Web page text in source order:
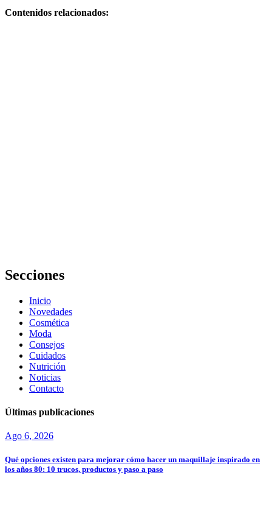
Contenidos relacionados:
Secciones
Inicio
Novedades
Cosmética
Moda
Consejos
Cuidados
Nutrición
Noticias
Contacto
Últimas publicaciones
Ago 6, 2026
Qué opciones existen para mejorar cómo hacer un maquillaje inspirado en
los años 80: 10 trucos, productos y paso a paso